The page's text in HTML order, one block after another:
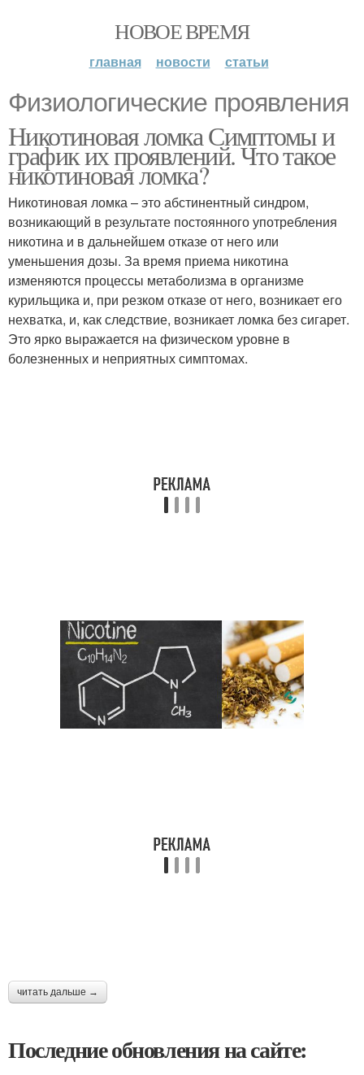
НОВОЕ ВРЕМЯ
главная новости статьи
Физиологические проявления
Никотиновая ломка Симптомы и
график их проявлений. Что такое
никотиновая ломка?
Никотиновая ломка – это абстинентный синдром,
возникающий в результате постоянного употребления
никотина и в дальнейшем отказе от него или
уменьшения дозы. За время приема никотина
изменяются процессы метаболизма в организме
курильщика и, при резком отказе от него, возникает его
нехватка, и, как следствие, возникает ломка без сигарет.
Это ярко выражается на физическом уровне в
болезненных и неприятных симптомах.
читать дальше →
Последние обновления на сайте: